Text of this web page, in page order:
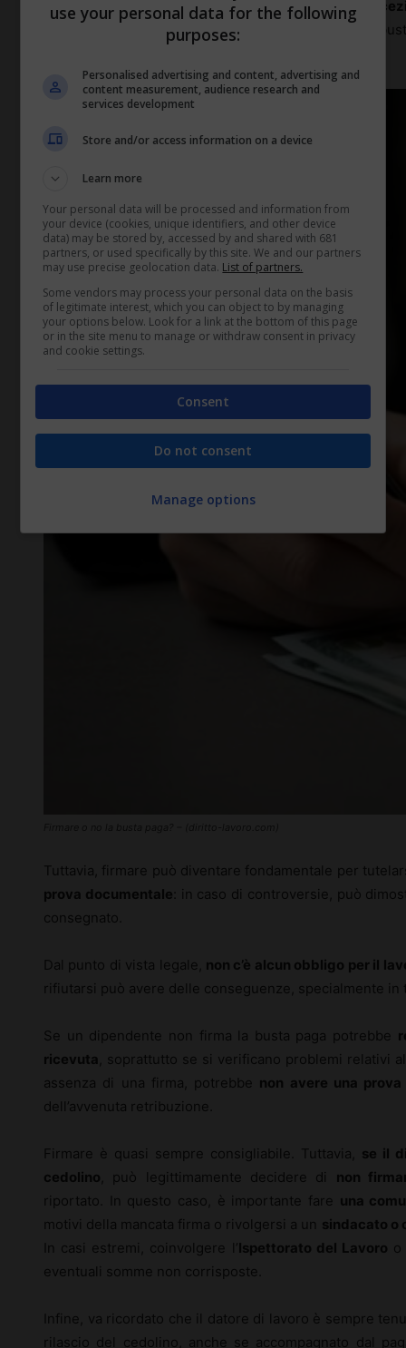
voci riportate. Serve piuttosto a confermare la
significa soltanto che il lavoratore ha ricevuto la
Tuttavia, firmare può diventare fondamentale per
prova documentale : in caso di controversie, può
consegnato.
Dal punto di vista legale, non c’è alcun obbligo per il
rifiutarsi può avere delle conseguenze, specialmente
Se un dipendente non firma la busta paga potrebbe
ricevuta
, soprattutto se si verificano problemi relativi
assenza di una firma, potrebbe non avere una
dell’avvenuta retribuzione.
Firmare è quasi sempre consigliabile. Tuttavia, se il
cedolino , può legittimamente decidere di non
riportato. In questo caso, è importante fare una
motivi della mancata firma o rivolgersi a un sindacato o
In casi estremi, coinvolgere l’Ispettorato del Lavoro o
eventuali somme non corrisposte.
Infine, va ricordato che il datore di lavoro è sempre
rilascio del cedolino, anche se accompagnato dal
use your personal data for the following
purposes:
Personalised advertising and content, advertising and
content measurement, audience research and
services development
Store and/or access information on a device
Learn more
Your personal data will be processed and information from
your device (cookies, unique identifiers, and other device
data) may be stored by, accessed by and shared with 681
partners, or used specifically by this site. We and our partners
may use precise geolocation data. List of partners.
Some vendors may process your personal data on the basis
of legitimate interest, which you can object to by managing
your options below. Look for a link at the bottom of this page
or in the site menu to manage or withdraw consent in privacy
and cookie settings.
Consent
Do not consent
Manage options